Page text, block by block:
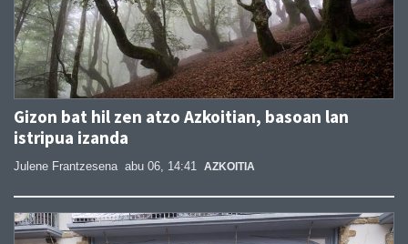
Gizon bat hil zen atzo Azkoitian, basoan lan
istripua izanda
Julene Frantzesena abu 06, 14:41 AZKOITIA